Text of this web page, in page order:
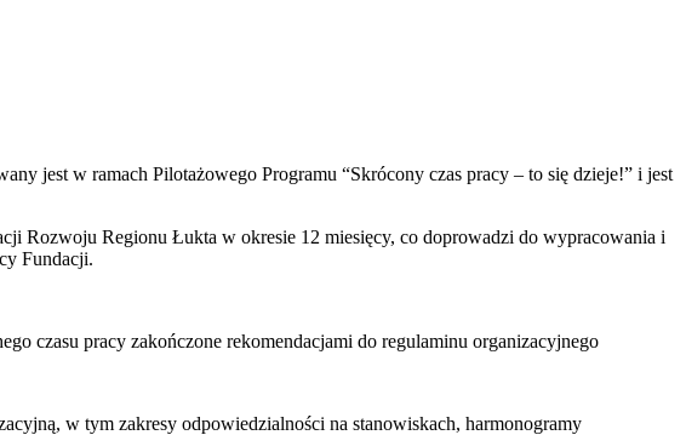
jest w ramach Pilotażowego Programu “Skrócony czas pracy – to się dzieje!” i jest
Rozwoju Regionu Łukta w okresie 12 miesięcy, co doprowadzi do wypracowania i
Fundacji.
czasu pracy zakończone rekomendacjami do regulaminu organizacyjnego
w tym zakresy odpowiedzialności na stanowiskach, harmonogramy